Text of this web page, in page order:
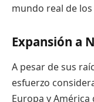
mundo real de
Expansión a
A pesar de sus
esfuerzo
Europa y